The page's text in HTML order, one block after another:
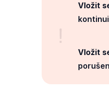
Vložit
Vložit